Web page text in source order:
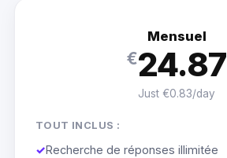
Mensuel
€24.87
Just €0.83/day
TOUT INCLUS :
✓Recherche de réponses illimitée